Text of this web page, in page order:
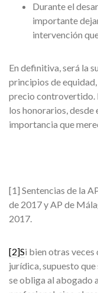
Durante el
importante
intervención
En definitiva, será la
principios de
precio controvertido.
los honorarios, desde
importancia que
[1] Sentencias de la
de 2017 y AP de
2017.
[2]Si bien otras
jurídica, supuesto
se obliga al abogado